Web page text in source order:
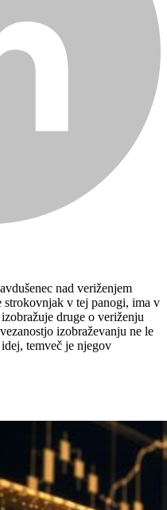
nad veriženjem
v tej panogi, ima v
druge o veriženju
izobraževanju ne le
temveč je njegov